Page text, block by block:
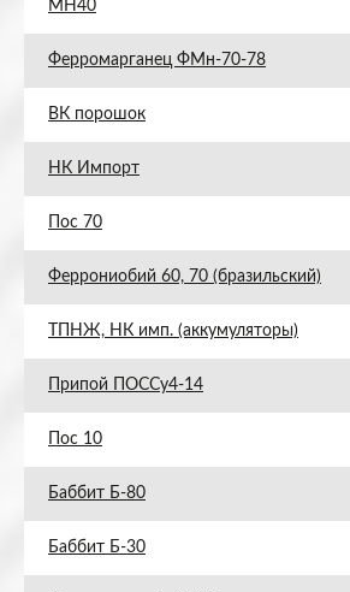
МН40
Ферромарганец ФМн-70-78
ВК порошок
НК Импорт
Пос 70
Феррониобий 60, 70 (бразильский)
ТПНЖ, НК имп. (аккумуляторы)
Припой ПОССу4-14
Пос 10
Баббит Б-80
Баббит Б-30